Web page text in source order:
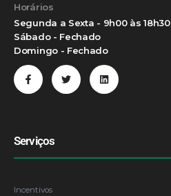
Horários
Segunda a Sexta - 9h00 às 18h30
Sábado - Fechado
Domingo - Fechado
Serviços
Incentivos